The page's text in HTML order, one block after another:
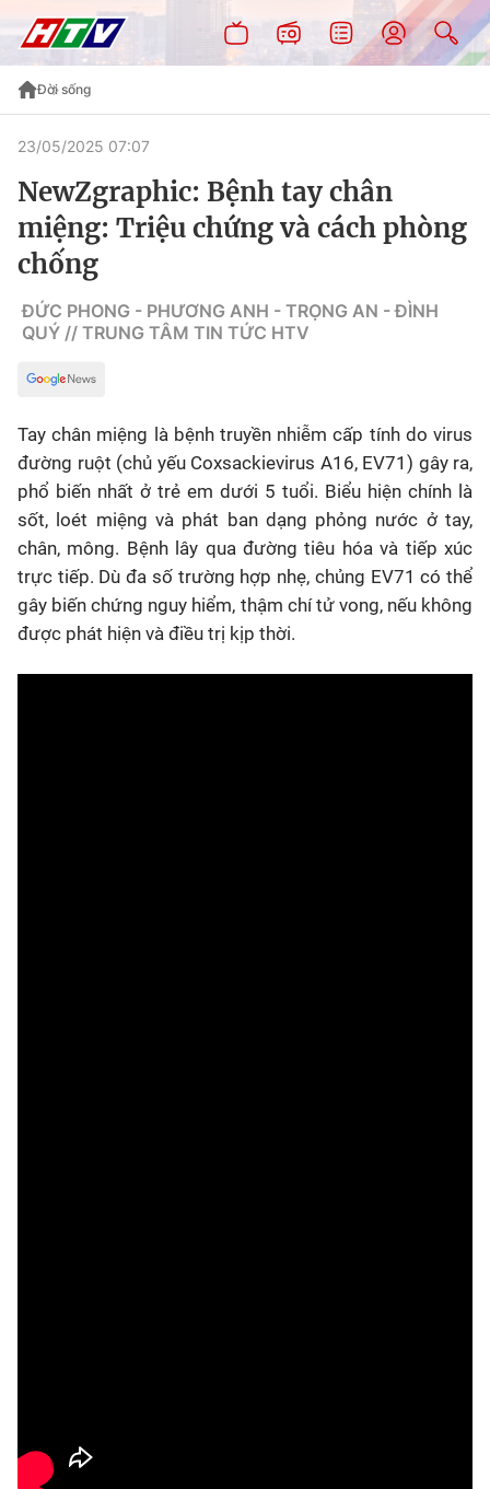
Đời sống
23/05/2025 07:07
NewZgraphic: Bệnh tay chân
miệng: Triệu chứng và cách phòng
chống
ĐỨC PHONG - PHƯƠNG ANH - TRỌNG AN - ĐÌNH
QUÝ // TRUNG TÂM TIN TỨC HTV
Tay chân miệng là bệnh truyền nhiễm cấp tính do virus
đường ruột (chủ yếu Coxsackievirus A16, EV71) gây ra,
phổ biến nhất ở trẻ em dưới 5 tuổi. Biểu hiện chính là
sốt, loét miệng và phát ban dạng phỏng nước ở tay,
chân, mông. Bệnh lây qua đường tiêu hóa và tiếp xúc
trực tiếp. Dù đa số trường hợp nhẹ, chủng EV71 có thể
gây biến chứng nguy hiểm, thậm chí tử vong, nếu không
được phát hiện và điều trị kịp thời.